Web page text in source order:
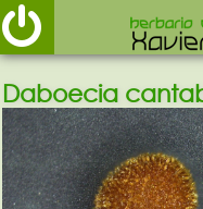
Daboecia